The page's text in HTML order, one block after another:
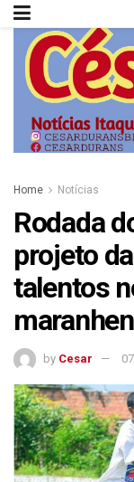
Home Notícias
Rodada
projeto
talentos
by Cesar